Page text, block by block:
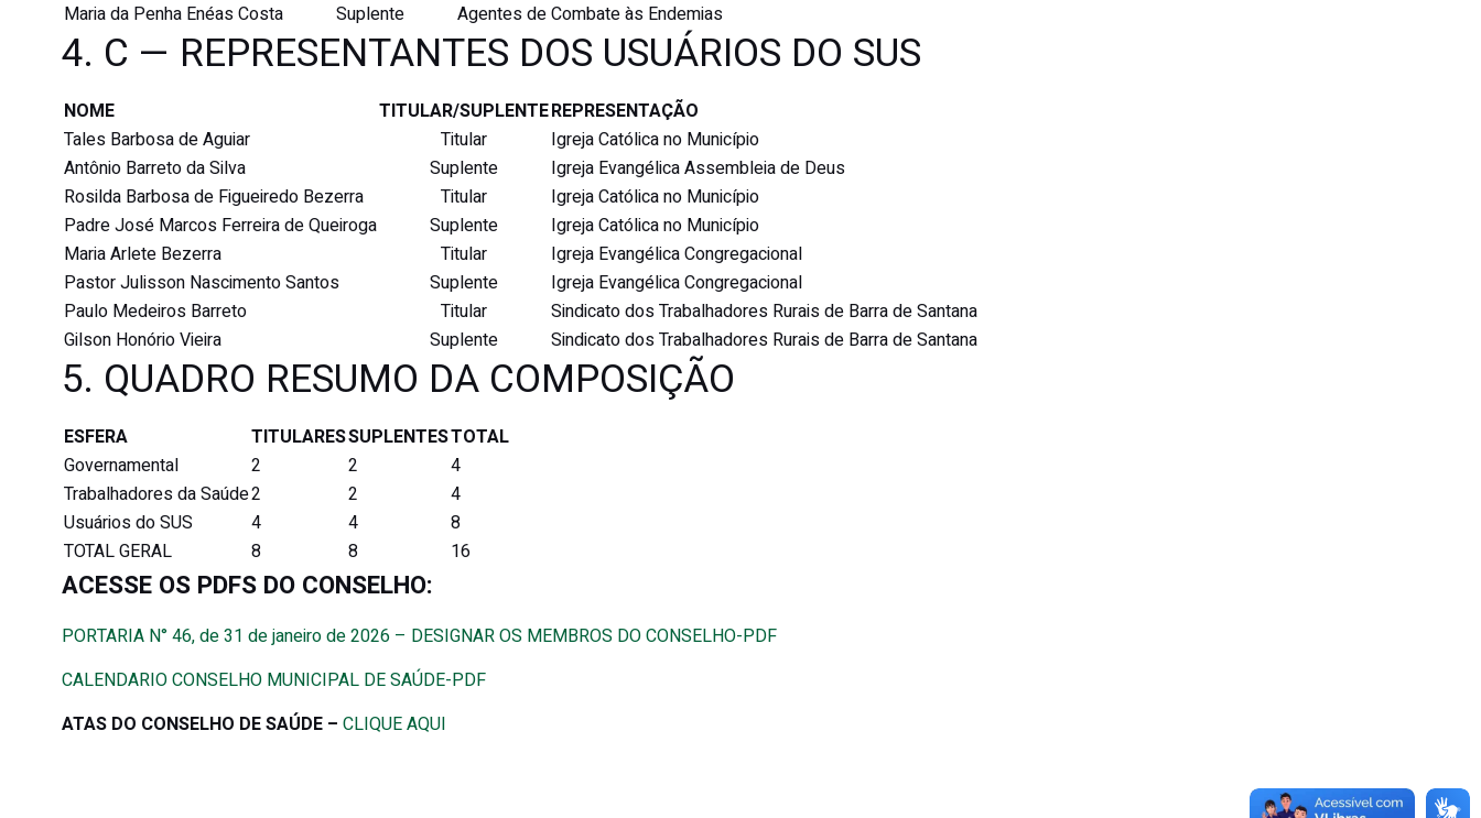
Maria da Penha Enéas Costa
Suplente Agentes de Combate às Endemias
4. C — REPRESENTANTES DOS USUÁRIOS DO SUS
NOME TITULAR/SUPLENTEREPRESENTAÇÃO
Tales Barbosa de Aguiar
Titular
Igreja Católica no Município
Antônio Barreto da Silva
Suplente
Igreja Evangélica Assembleia de Deus
Rosilda Barbosa de Figueiredo Bezerra
Titular
Igreja Católica no Município
Padre José Marcos Ferreira de Queiroga
Suplente
Igreja Católica no Município
Maria Arlete Bezerra
Titular
Igreja Evangélica Congregacional
Pastor Julisson Nascimento Santos
Suplente
Igreja Evangélica Congregacional
Paulo Medeiros Barreto
Titular
Sindicato dos Trabalhadores Rurais de Barra de Santana
Gilson Honório Vieira
Suplente Sindicato dos Trabalhadores Rurais de Barra de Santana
5. QUADRO RESUMO DA COMPOSIÇÃO
ESFERA TITULARESSUPLENTESTOTAL
Governamental
2 2
4
Trabalhadores da Saúde2 2
4
Usuários do SUS
4 4
8
TOTAL GERAL
8 8 16
ACESSE OS PDFS DO CONSELHO:
PORTARIA N° 46, de 31 de janeiro de 2026 – DESIGNAR OS MEMBROS DO CONSELHO-PDF
CALENDARIO CONSELHO MUNICIPAL DE SAÚDE-PDF
ATAS DO CONSELHO DE SAÚDE – CLIQUE AQUI